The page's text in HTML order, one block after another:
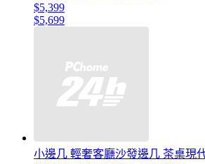
$5,399
$5,699
小邊几 輕奢客廳沙發邊几 茶桌現